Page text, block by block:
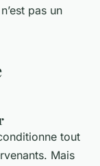
pas un
tout
Mais